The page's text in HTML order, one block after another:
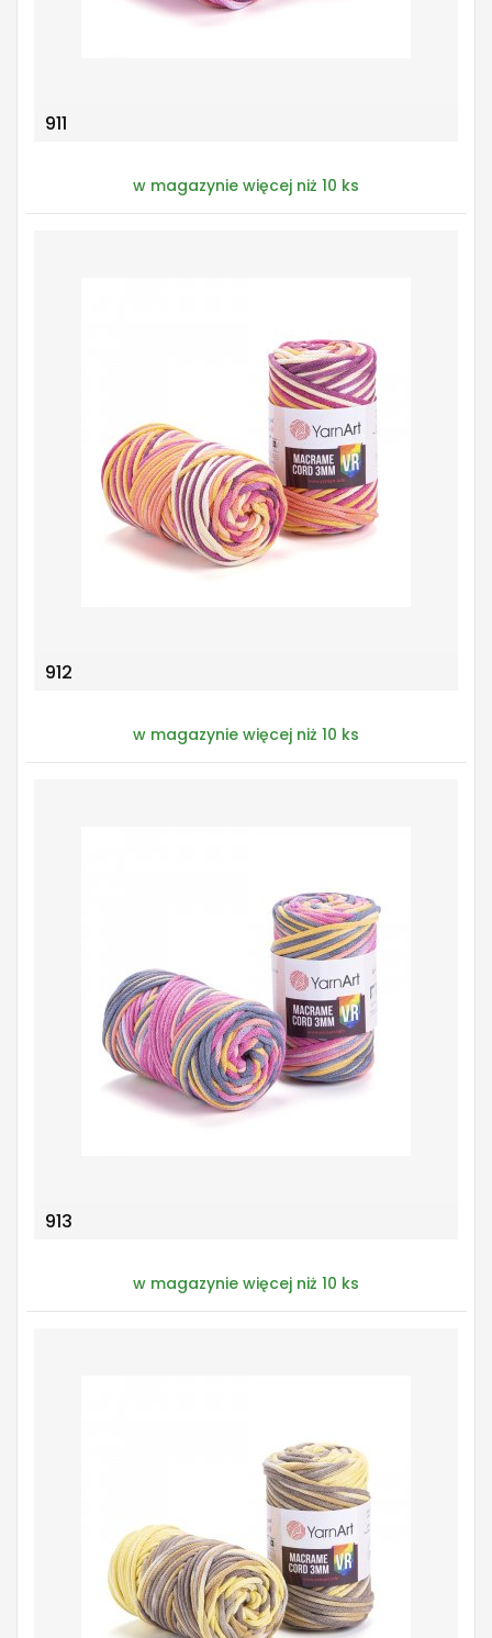
911
w magazynie więcej niż 10 ks
912
w magazynie więcej niż 10 ks
913
w magazynie więcej niż 10 ks